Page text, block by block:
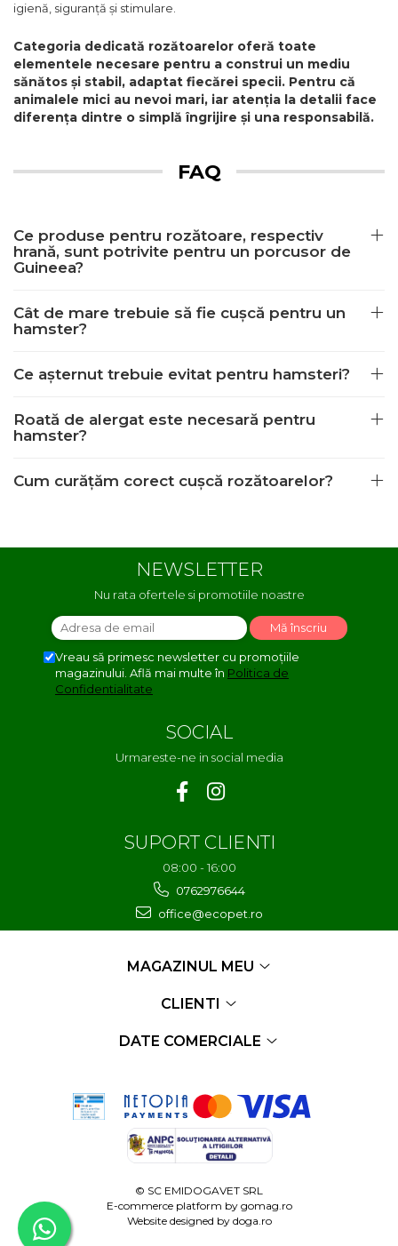
igienă, siguranță și stimulare.
Categoria dedicată rozătoarelor oferă toate
elementele necesare pentru a construi un mediu
sănătos și stabil, adaptat fiecărei specii. Pentru că
animalele mici au nevoi mari, iar atenția la detalii face
diferența dintre o simplă îngrijire și una responsabilă.
FAQ
Ce produse pentru rozătoare, respectiv
hrană, sunt potrivite pentru un porcusor de
Guineea?
Cât de mare trebuie să fie cușcă pentru un
hamster?
Ce așternut trebuie evitat pentru hamsteri?
Roată de alergat este necesară pentru
hamster?
Cum curățăm corect cușcă rozătoarelor?
NEWSLETTER
Nu rata ofertele si promotiile noastre
Vreau să primesc newsletter cu promoțiile
magazinului. Află mai multe în Politica de
Confidentialitate
SOCIAL
Urmareste-ne in social media
SUPORT CLIENTI
08:00 - 16:00
0762976644
office@ecopet.ro
MAGAZINUL MEU
CLIENTI
DATE COMERCIALE
© SC EMIDOGAVET SRL
E-commerce platform by gomag.ro
Website designed by doga.ro